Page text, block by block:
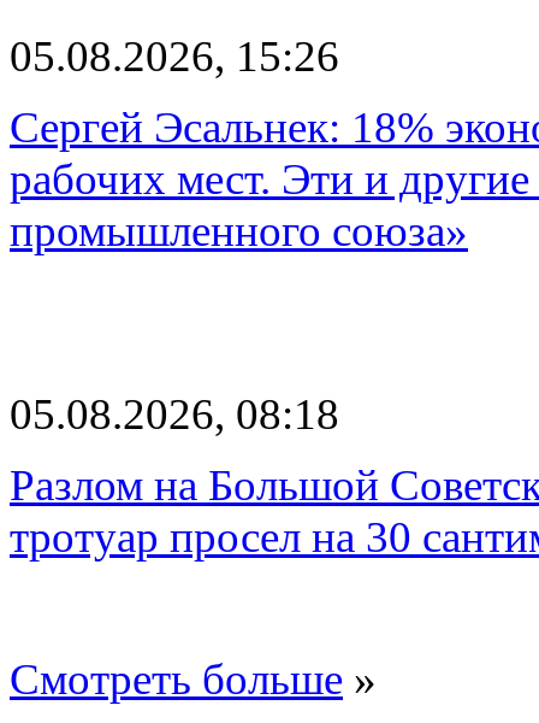
05.08.2026, 15:26
Сергей Эсальнек: 18%
рабочих мест. Эти и
промышленного союза»
05.08.2026, 08:18
Разлом на Большой
тротуар просел на 30
Смотреть больше »